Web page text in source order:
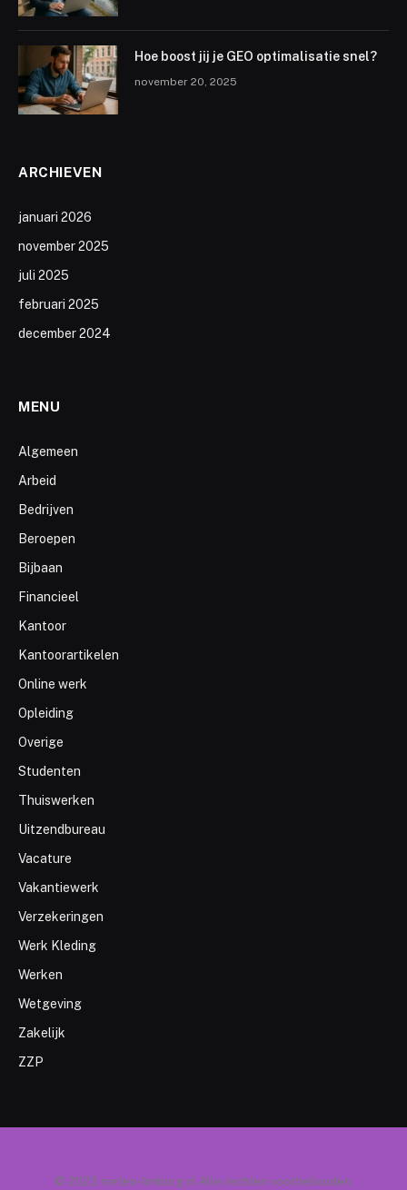
Hoe boost jij je GEO optimalisatie snel?
november 20, 2025
ARCHIEVEN
januari 2026
november 2025
juli 2025
februari 2025
december 2024
MENU
Algemeen
Arbeid
Bedrijven
Beroepen
Bijbaan
Financieel
Kantoor
Kantoorartikelen
Online werk
Opleiding
Overige
Studenten
Thuiswerken
Uitzendbureau
Vacature
Vakantiewerk
Verzekeringen
Werk Kleding
Werken
Wetgeving
Zakelijk
ZZP
© 2023 meteo-limburg.nl Alle rechten voorbehouden.